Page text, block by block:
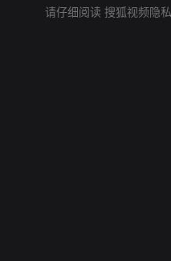
请仔细阅读 搜狐视频隐